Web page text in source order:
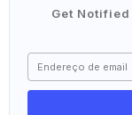
Get Notified